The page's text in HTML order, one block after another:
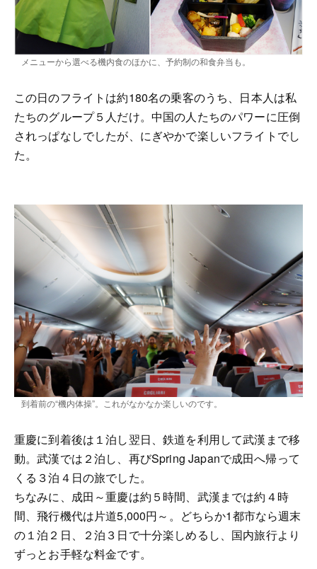
メニューから選べる機内食のほかに、予約制の和食弁当も。
この日のフライトは約180名の乗客のうち、日本人は私
たちのグループ５人だけ。中国の人たちのパワーに圧倒
されっぱなしでしたが、にぎやかで楽しいフライトでし
た。
到着前の“機内体操”。これがなかなか楽しいのです。
重慶に到着後は１泊し翌日、鉄道を利用して武漢まで移
動。武漢では２泊し、再びSpring Japanで成田へ帰って
くる３泊４日の旅でした。
ちなみに、成田～重慶は約５時間、武漢までは約４時
間、飛行機代は片道5,000円～。どちらか1都市なら週末
の１泊２日、２泊３日で十分楽しめるし、国内旅行より
ずっとお手軽な料金です。